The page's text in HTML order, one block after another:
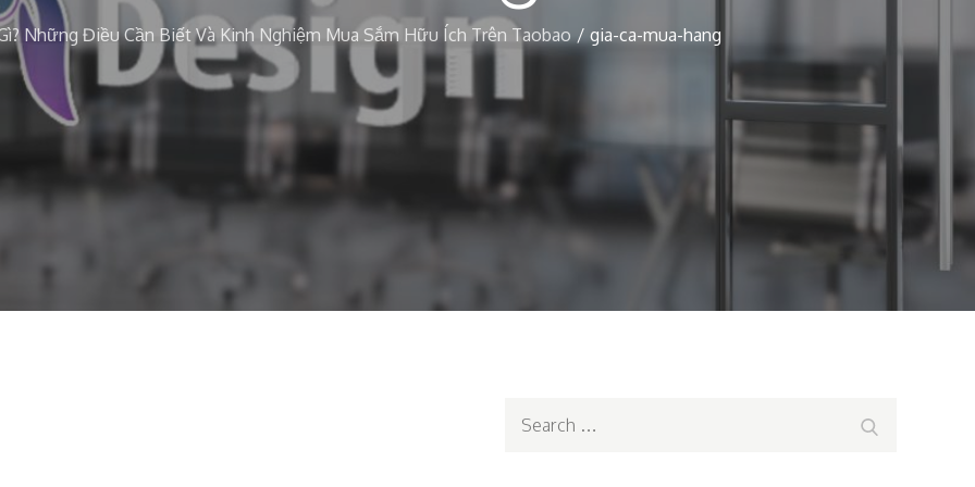
Những Điều Cần Biết Và Kinh Nghiệm Mua Sắm Hữu Ích Trên Taobao gia-ca-mua-hang
Search